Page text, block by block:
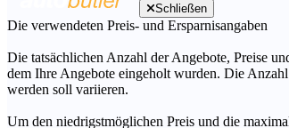
Schließen
Die verwendeten Preis- und Ersparnisangaben
Die tatsächlichen Anzahl der Angebote, Preise
dem Ihre Angebote eingeholt wurden. Die
werden soll variieren.
Um den niedrigstmöglichen Preis und die